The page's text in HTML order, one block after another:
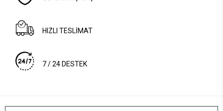
HIZLI TESLİMAT
7 / 24 DESTEK